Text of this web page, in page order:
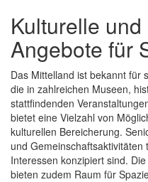
Kulturelle
Angebote für
Das Mittelland ist bekannt für
die in zahlreichen Museen,
stattfindenden
bietet eine Vielzahl von
kulturellen Bereicherung.
und
Interessen konzipiert sind.
bieten zudem Raum für